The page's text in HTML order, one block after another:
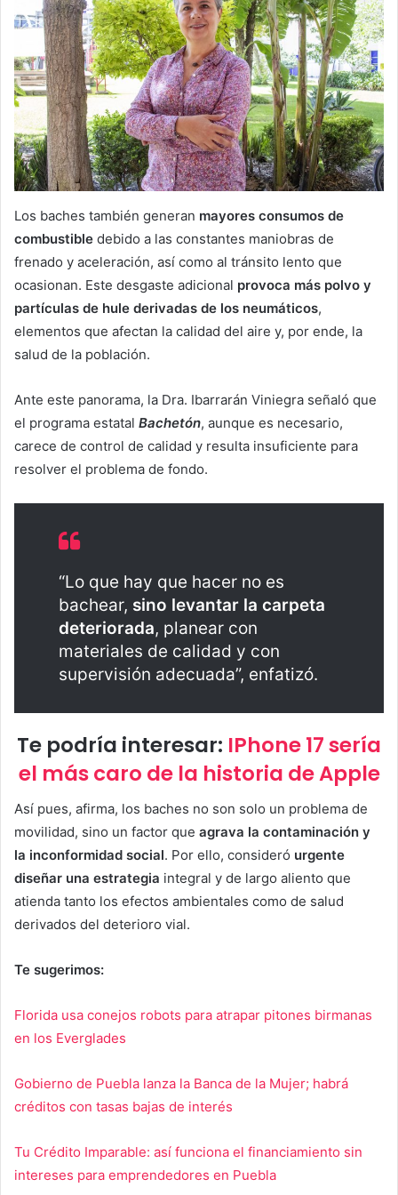
Los baches también generan mayores consumos de
combustible debido a las constantes maniobras de
frenado y aceleración, así como al tránsito lento que
ocasionan. Este desgaste adicional provoca más polvo y
partículas de hule derivadas de los neumáticos,
elementos que afectan la calidad del aire y, por ende, la
salud de la población.
Ante este panorama, la Dra. Ibarrarán Viniegra señaló que
el programa estatal Bachetón, aunque es necesario,
carece de control de calidad y resulta insuficiente para
resolver el problema de fondo.
“Lo que hay que hacer no es
bachear, sino levantar la carpeta
deteriorada, planear con
materiales de calidad y con
supervisión adecuada”, enfatizó.
Te podría interesar: IPhone 17 sería
el más caro de la historia de Apple
Así pues, afirma, los baches no son solo un problema de
movilidad, sino un factor que agrava la contaminación y
la inconformidad social. Por ello, consideró urgente
diseñar una estrategia integral y de largo aliento que
atienda tanto los efectos ambientales como de salud
derivados del deterioro vial.
Te sugerimos:
Florida usa conejos robots para atrapar pitones birmanas
en los Everglades
Gobierno de Puebla lanza la Banca de la Mujer; habrá
créditos con tasas bajas de interés
Tu Crédito Imparable: así funciona el financiamiento sin
intereses para emprendedores en Puebla